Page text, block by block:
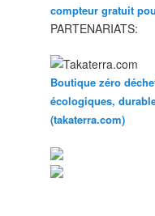
compteur gratuit
PARTENARIATS:
Boutique zéro
écologiques,
(takaterra.com)